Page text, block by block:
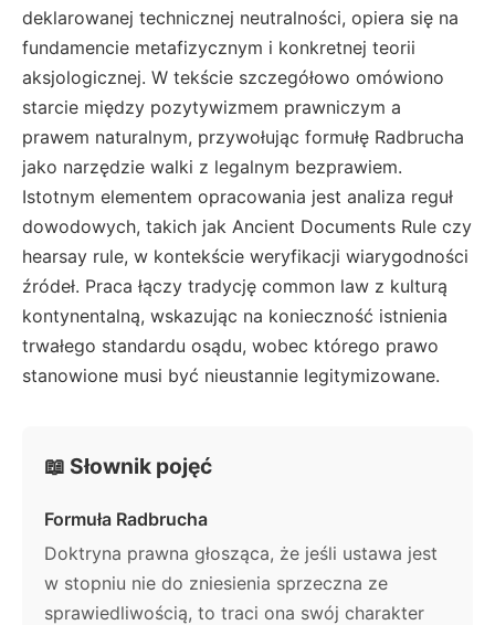
deklarowanej technicznej neutralności, opiera się na
fundamencie metafizycznym i konkretnej teorii
aksjologicznej. W tekście szczegółowo omówiono
starcie między pozytywizmem prawniczym a
prawem naturalnym, przywołując formułę Radbrucha
jako narzędzie walki z legalnym bezprawiem.
Istotnym elementem opracowania jest analiza reguł
dowodowych, takich jak Ancient Documents Rule czy
hearsay rule, w kontekście weryfikacji wiarygodności
źródeł. Praca łączy tradycję common law z kulturą
kontynentalną, wskazując na konieczność istnienia
trwałego standardu osądu, wobec którego prawo
stanowione musi być nieustannie legitymizowane.
📖 Słownik pojęć
Formuła Radbrucha
Doktryna prawna głosząca, że jeśli ustawa jest
w stopniu nie do zniesienia sprzeczna ze
sprawiedliwością, to traci ona swój charakter